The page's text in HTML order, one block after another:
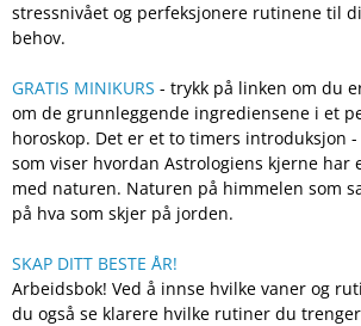
stressnivået og perfeksjonere rutinene til
behov.
GRATIS MINIKURS - trykk på linken om du
om de grunnleggende ingrediensene i et
horoskop. Det er et to timers introduksjon
som viser hvordan Astrologiens kjerne har
med naturen. Naturen på himmelen som
på hva som skjer på jorden.
SKAP DITT BESTE ÅR!
Arbeidsbok! Ved å innse hvilke vaner og
du også se klarere hvilke rutiner du